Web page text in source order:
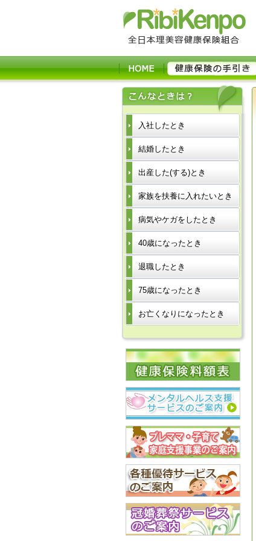
入社したとき
結婚したとき
出産した(する)とき
家族を扶養に入れたいとき
病気やケガをしたとき
40歳になったとき
退職したとき
75歳になったとき
お亡くなりになったとき